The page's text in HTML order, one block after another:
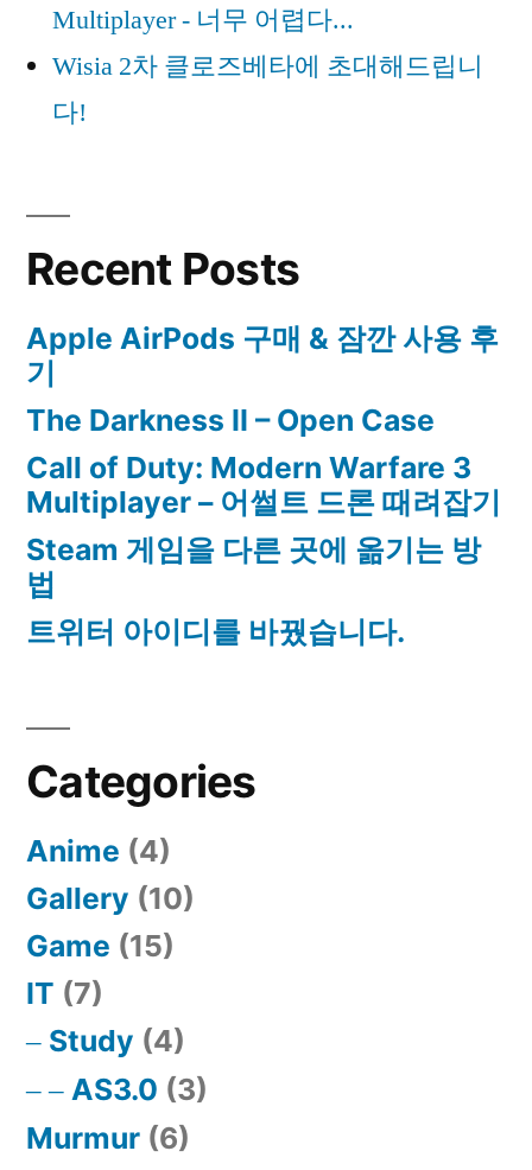
Multiplayer - 너무 어렵다...
Wisia 2차 클로즈베타에 초대해드립니
다!
Recent Posts
Apple AirPods 구매 & 잠깐 사용 후
기
The Darkness II – Open Case
Call of Duty: Modern Warfare 3
Multiplayer – 어썰트 드론 때려잡기
Steam 게임을 다른 곳에 옮기는 방
법
트위터 아이디를 바꿨습니다.
Categories
Anime (4)
Gallery (10)
Game (15)
IT (7)
Study (4)
AS3.0 (3)
Murmur (6)